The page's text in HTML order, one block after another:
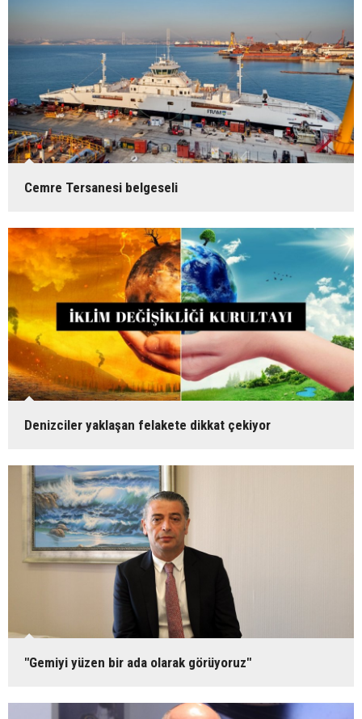
Cemre Tersanesi belgeseli
Denizciler yaklaşan felakete dikkat çekiyor
"Gemiyi yüzen bir ada olarak görüyoruz"